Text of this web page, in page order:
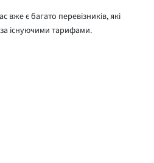
вже є багато перевізників, які
існуючими тарифами.